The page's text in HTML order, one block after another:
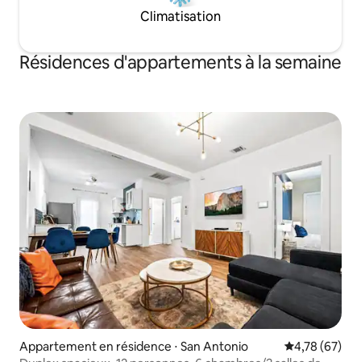
Climatisation
Résidences d'appartements à la semaine
Appartement en résidence ⋅ San Antonio Évaluation
4,78 (67)